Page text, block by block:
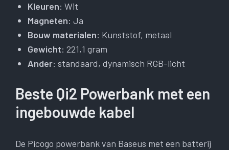
Kleuren: Wit
Magneten: Ja
Bouw materialen: Kunststof, metaal
Gewicht: 221,1 gram
Ander: standaard, dynamisch RGB-licht
Beste Qi2 Powerbank met een
ingebouwde kabel
De Picogo powerbank van Baseus met een batterij